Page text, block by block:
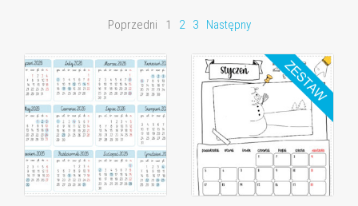
Poprzedni 1 2 3 Następny